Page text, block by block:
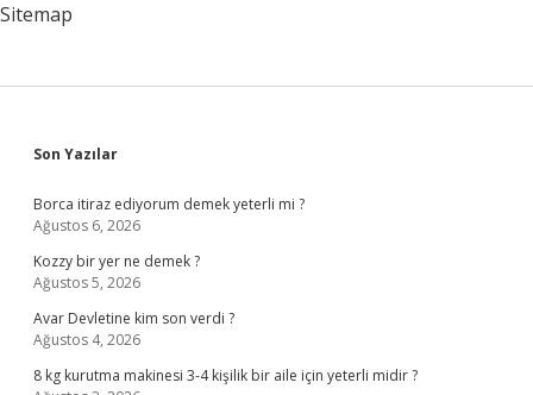
Sitemap
Sidebar
Son Yazılar
Borca itiraz ediyorum demek yeterli mi ?
Ağustos 6, 2026
Kozzy bir yer ne demek ?
Ağustos 5, 2026
Avar Devletine kim son verdi ?
Ağustos 4, 2026
8 kg kurutma makinesi 3-4 kişilik bir aile için yeterli midir ?